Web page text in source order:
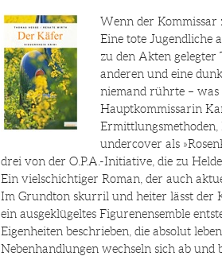
Wenn der Kommissar
Eine tote Jugendliche
zu den Akten gelegter
anderen und eine
niemand rührte – was
Hauptkommissarin
undercover als
drei von der O.P.A.-Initiative, die zu
Ein vielschichtiger Roman, der auch
Im Grundton skurril und heiter lässt der
ein ausgeklügeltes Figurenensemble
Eigenheiten beschrieben, die absolut
Nebenhandlungen wechseln sich ab und